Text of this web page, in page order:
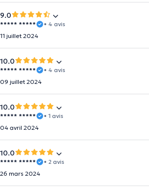
9.0
***** *****
• 4 avis
11 juillet 2024
10.0
***** *****
• 4 avis
09 juillet 2024
10.0
***** *****
• 1 avis
04 avril 2024
10.0
***** *****
• 2 avis
26 mars 2024